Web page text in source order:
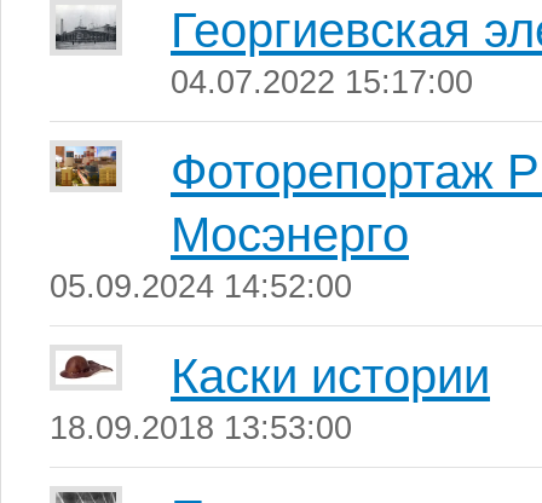
Георгиевская
04.07.2022 15:17:00
Фоторепортаж
Мосэнерго
05.09.2024 14:52:00
Каски истории
18.09.2018 13:53:00